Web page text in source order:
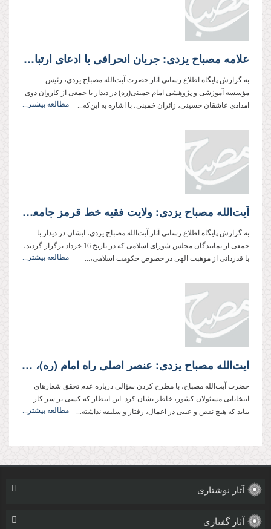
علامه مصباح یزدی: جریان انحرافی با ادعای ارتباط با امام زمان(عج)، قصد حذف ولایت فقیه را داشت
به گزارش پایگاه اطلاع رسانی آثار حضرت آیت‌الله مصباح یزدی، رئیس
مؤسسه آموزشی و پژوهشی امام خمینی(ره) در دیدار با جمعی از كاروان دوی
امدادی عاشقان حسینی، زائران خمینی، با اشاره به این‌كه...
مطالعه بیشتر...
آیت‌الله مصباح یزدی: ولایت فقیه خط قرمز جامعه و پایبندی به آن، ملاک سنجش افراد است
به گزارش پایگاه اطلاع رسانی آثار آیت‌الله مصباح یزدی، ایشان در دیدار با
جمعی از نمایندگان مجلس شورای اسلامی که در تاریخ 16 خرداد برگزار گردید،
با قدردانی از موهبت الهی در خصوص حکومت اسلامی،...
مطالعه بیشتر...
آیت‌الله مصباح یزدی: عنصر اصلی راه امام (ره)، اعتقاد به مهدویت و در كنار آن وفاداری به اسلام و ولی‌فقیه است
حضرت آیت‌الله مصباح، با مطرح کردن سؤالی درباره عدم تحقق شعارهای
انتخاباتی مسئولان کشور، خاطر نشان كرد:‌ این انتظار که كسی بر سر كار
بیاید كه هیچ نقص و عیبی در اعمال، رفتار و سلیقه نداشته...
مطالعه بیشتر...
آثار نوشتاری
آثار گفتاری